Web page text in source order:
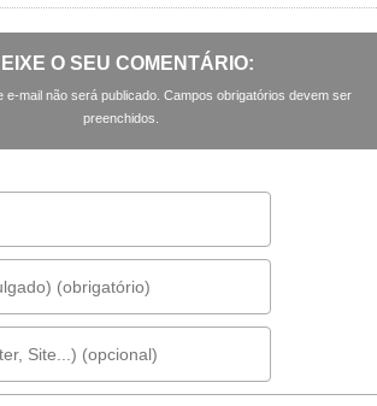
O SEU COMENTÁRIO:
e-mail não será publicado. Campos obrigatórios devem ser
preenchidos.